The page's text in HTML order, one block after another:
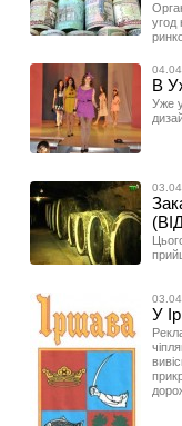
угод
В
Уже
У